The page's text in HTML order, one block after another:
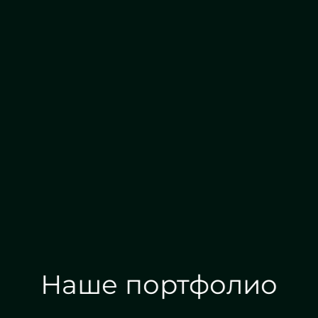
Наше портфолио